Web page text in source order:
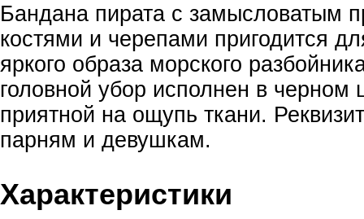
Бандана пирата с замысловатым
костями и черепами пригодится
яркого образа морского
головной убор исполнен в черном
приятной на ощупь ткани.
парням и девушкам.
Характеристики